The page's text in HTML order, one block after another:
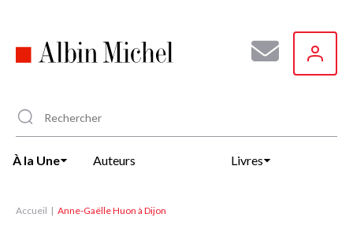
principal
À la Une Auteurs Livres
Accueil Anne-Gaëlle Huon à Dijon